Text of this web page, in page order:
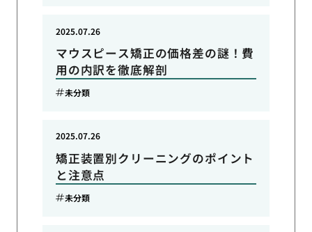
マウスピース矯正の価格差の謎！費
用の内訳を徹底解剖
2025.07.26
未分類
矯正装置別クリーニングのポイント
と注意点
2025.07.26
未分類